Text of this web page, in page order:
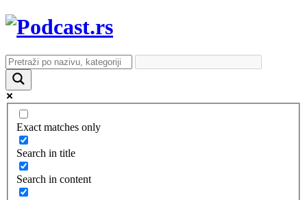
Exact matches only
Search in title
Search in content